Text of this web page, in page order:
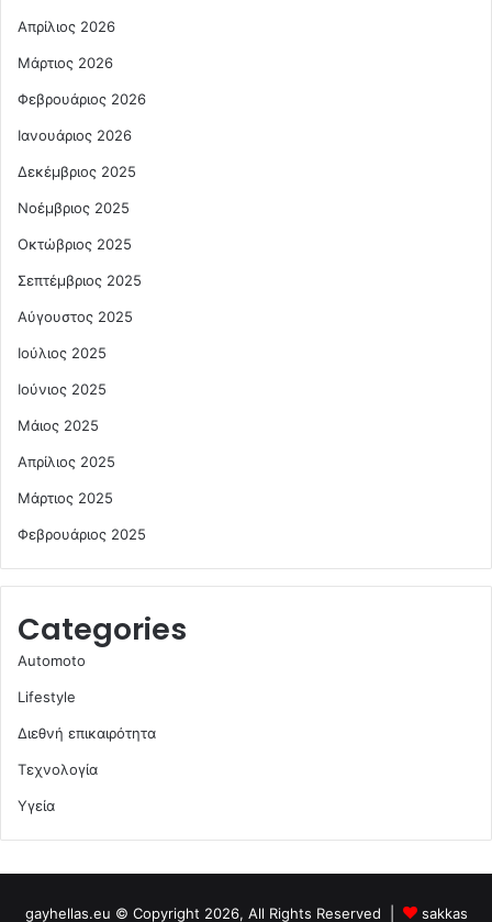
Απρίλιος 2026
Μάρτιος 2026
Φεβρουάριος 2026
Ιανουάριος 2026
Δεκέμβριος 2025
Νοέμβριος 2025
Οκτώβριος 2025
Σεπτέμβριος 2025
Αύγουστος 2025
Ιούλιος 2025
Ιούνιος 2025
Μάιος 2025
Απρίλιος 2025
Μάρτιος 2025
Φεβρουάριος 2025
Categories
Automoto
Lifestyle
Διεθνή επικαιρότητα
Τεχνολογία
Υγεία
gayhellas.eu © Copyright 2026, All Rights Reserved | sakkas